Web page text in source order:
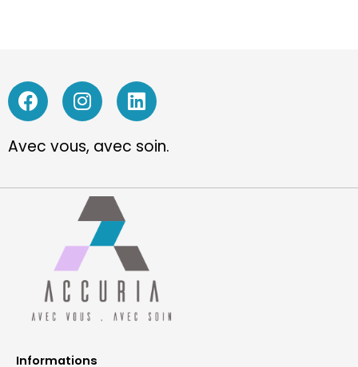
Avec vous, avec soin.
Informations